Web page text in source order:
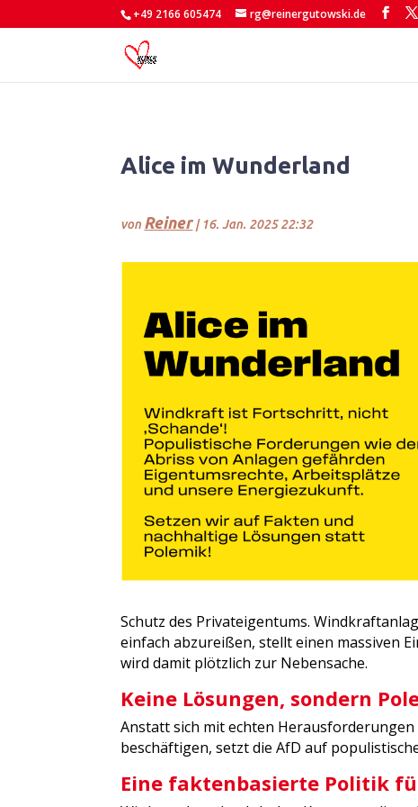
+49 2166 605474 rg@reinergutowski.de
Alice im Wunderland
von Reiner| 16. Jan. 2025 22:32
Schutz des Privateigentums.
einfach abzureißen, stellt einen massiven
wird damit plötzlich zur Nebensache.
Keine Lösungen, sondern
Anstatt sich mit echten
beschäftigen, setzt die AfD auf
Eine faktenbasierte Politik